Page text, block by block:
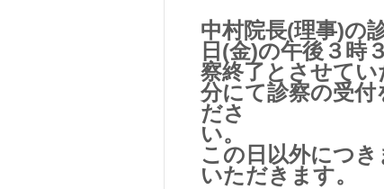
中村院長(理事)の
日(金)の午後３時
察終了とさせてい
分にて診察の受付
ださ
この日以外につ
いただきます。